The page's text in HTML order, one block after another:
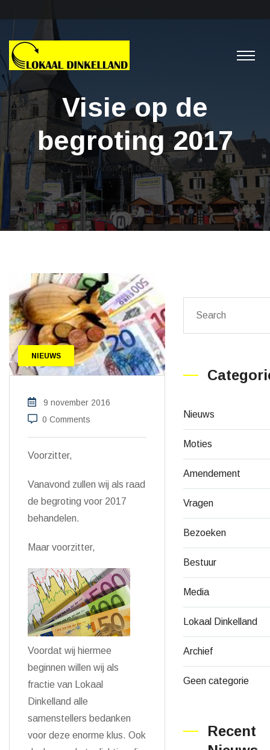
Visie op de
begroting 2017
Nieuws> Visie op de begroting 2017
NIEUWS
9 november 2016
0 Comments
Voorzitter,
Vanavond zullen wij als raad
de begroting voor 2017
behandelen.
Maar voorzitter,
Voordat wij hiermee
beginnen willen wij als
fractie van Lokaal
Dinkelland alle
samenstellers bedanken
voor deze enorme klus. Ook
Nieuws
Moties
Amendement
Vragen
Bezoeken
Bestuur
Media
Lokaal Dinkelland
Archief
Geen categorie
Recent